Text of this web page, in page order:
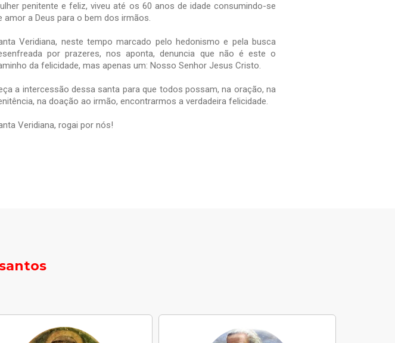
penitente e feliz, viveu até os 60 anos de idade consumindo-se
amor a Deus para o bem dos irmãos.
Veridiana, neste tempo marcado pelo hedonismo e pela busca
por prazeres, nos aponta, denuncia que não é este o
da felicidade, mas apenas um: Nosso Senhor Jesus Cristo.
a intercessão dessa santa para que todos possam, na oração, na
na doação ao irmão, encontrarmos a verdadeira felicidade.
Veridiana, rogai por nós!